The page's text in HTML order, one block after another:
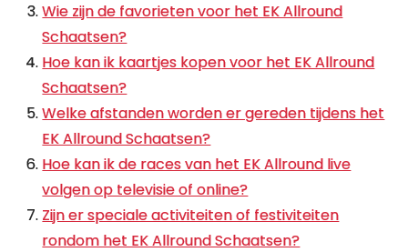
Wie zijn de favorieten voor het EK Allround
Schaatsen?
Hoe kan ik kaartjes kopen voor het EK Allround
Schaatsen?
Welke afstanden worden er gereden tijdens het
EK Allround Schaatsen?
Hoe kan ik de races van het EK Allround live
volgen op televisie of online?
Zijn er speciale activiteiten of festiviteiten
rondom het EK Allround Schaatsen?